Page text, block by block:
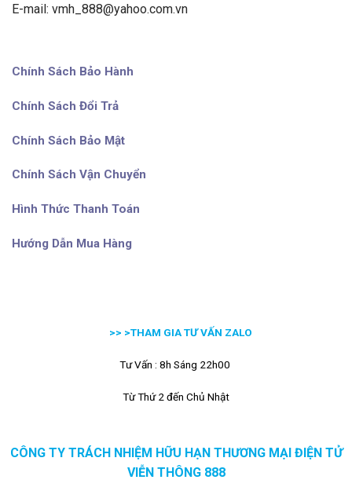
E-mail: vmh_888@yahoo.com.vn
Chính Sách Bảo Hành
Chính Sách Đổi Trả
Chính Sách Bảo Mật
Chính Sách Vận Chuyển
Hình Thức Thanh Toán
Hướng Dẫn Mua Hàng
>> >THAM GIA TƯ VẤN ZALO
Tư Vấn : 8h Sáng 22h00
Từ Thứ 2 đến Chủ Nhật
CÔNG TY TRÁCH NHIỆM HỮU HẠN THƯƠNG MẠI ĐIỆN TỬ
VIỄN THÔNG 888